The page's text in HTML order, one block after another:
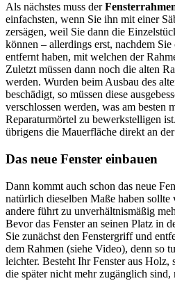
Als nächstes muss der
einfachsten, wenn Sie ihn mit einer
zersägen, weil Sie dann die
können – allerdings erst, nachdem
entfernt haben, mit welchen der
Zuletzt müssen dann noch die alten
werden. Wurden beim Ausbau des
beschädigt, so müssen diese
verschlossen werden, was am besten
Reparaturmörtel zu bewerkstelligen
übrigens die Mauerfläche direkt an
Das neue Fenster einbauen
Dann kommt auch schon das neue
natürlich dieselben Maße haben sollte
andere führt zu unverhältnismäßig
Bevor das Fenster an seinen Platz in
Sie zunächst den Fenstergriff und
dem Rahmen (siehe Video), denn so
leichter. Besteht Ihr Fenster aus Holz,
die später nicht mehr zugänglich